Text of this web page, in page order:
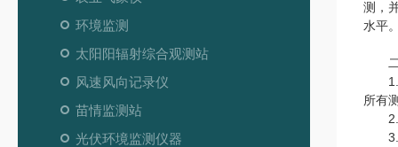
环境监测
太阳阳辐射综合观测站
风速风向记录仪
苗情监测站
光伏环境监测仪器
测，
水平
二
1.能
所有
2.温
3.风